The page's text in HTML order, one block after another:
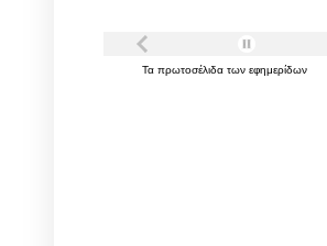
Τα πρωτοσέλιδα των εφημερίδων